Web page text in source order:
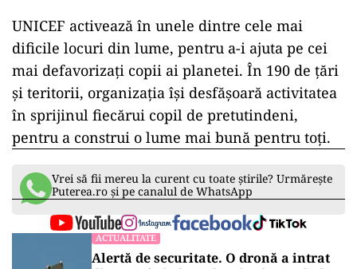
UNICEF activează în unele dintre cele mai
dificile locuri din lume, pentru a-i ajuta pe cei
mai defavorizaţi copii ai planetei. În 190 de ţări
şi teritorii, organizaţia îşi desfăşoară activitatea
în sprijinul fiecărui copil de pretutindeni,
pentru a construi o lume mai bună pentru toţi.
Vrei să fii mereu la curent cu toate știrile? Urmărește
Puterea.ro și pe canalul de WhatsApp
ACTUALITATE
Alertă de securitate. O dronă a intrat